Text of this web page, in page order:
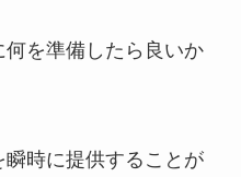
を準備したら良いか
時に提供することが